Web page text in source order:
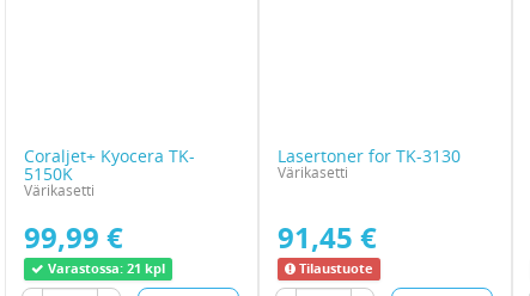
Coraljet+ Kyocera TK-
5150K
Värikasetti
99,99 €
Varastossa: 21 kpl
Lasertoner for TK-3130
Värikasetti
91,45 €
Tilaustuote